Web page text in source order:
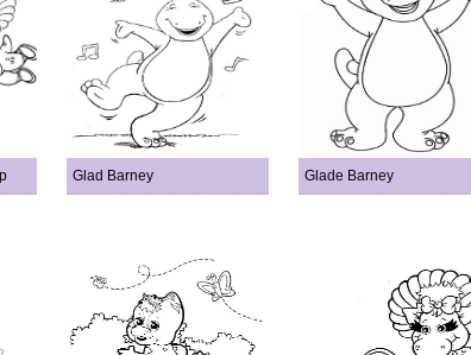
Glad Barney Glade Barney